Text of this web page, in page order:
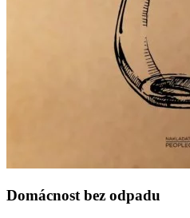
Domácnost bez odpadu